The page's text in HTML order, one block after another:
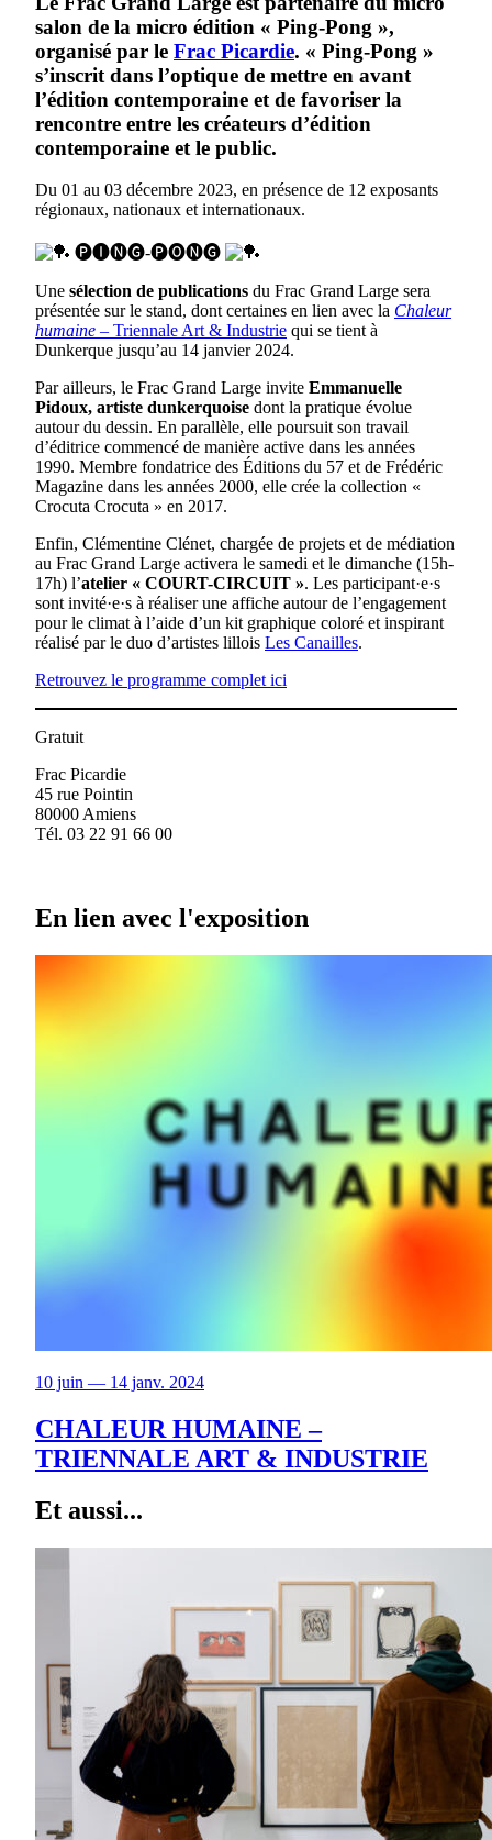
salon de la micro édition « Ping-Pong »,
organisé par le Frac Picardie. « Ping-Pong »
s’inscrit dans l’optique de mettre en avant
l’édition contemporaine et de favoriser la
rencontre entre les créateurs d’édition
contemporaine et le public.
Du 01 au 03 décembre 2023, en présence de 12 exposants
régionaux, nationaux et internationaux.
🅟🅘🅝🅖-🅟🅞🅝🅖
Une sélection de publications du Frac Grand Large sera
présentée sur le stand, dont certaines en lien avec la Chaleur
humaine – Triennale Art & Industrie qui se tient à
Dunkerque jusqu’au 14 janvier 2024.
Par ailleurs, le Frac Grand Large invite Emmanuelle
Pidoux, artiste dunkerquoise dont la pratique évolue
autour du dessin. En parallèle, elle poursuit son travail
d’éditrice commencé de manière active dans les années
1990. Membre fondatrice des Éditions du 57 et de Frédéric
Magazine dans les années 2000, elle crée la collection «
Crocuta Crocuta » en 2017.
Enfin, Clémentine Clénet, chargée de projets et de médiation
au Frac Grand Large activera le samedi et le dimanche (15h-
17h) l’atelier « COURT-CIRCUIT ». Les participant·e·s
sont invité·e·s à réaliser une affiche autour de l’engagement
pour le climat à l’aide d’un kit graphique coloré et inspirant
réalisé par le duo d’artistes lillois Les Canailles.
Retrouvez le programme complet ici
Gratuit
Frac Picardie
45 rue Pointin
80000 Amiens
Tél. 03 22 91 66 00
En lien avec l'exposition
10 juin — 14 janv. 2024
CHALEUR HUMAINE –
TRIENNALE ART & INDUSTRIE
Et aussi...